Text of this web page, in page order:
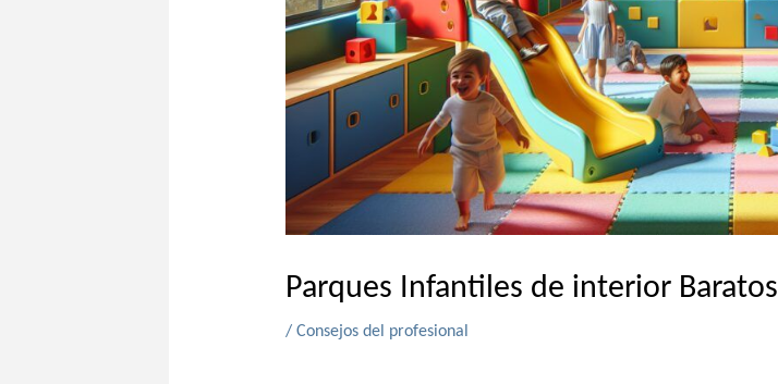
Parques Infantiles de interior Baratos
/ Consejos del profesional